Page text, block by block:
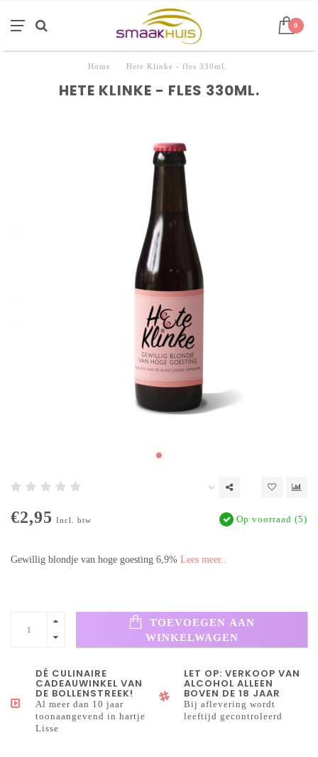
0
Home Hete Klinke - fles 330ml.
HETE KLINKE - FLES 330ML.
€2,95 Incl. btw Op voorraad (5)
Gewillig blondje van hoge goesting 6,9% Lees meer..
TOEVOEGEN AAN
WINKELWAGEN
DÉ CULINAIRE
CADEAUWINKEL VAN
DE BOLLENSTREEK!
Al meer dan 10 jaar
toonaangevend in hartje
Lisse
LET OP: VERKOOP VAN
ALCOHOL ALLEEN
BOVEN DE 18 JAAR
Bij aflevering wordt
leeftijd gecontroleerd